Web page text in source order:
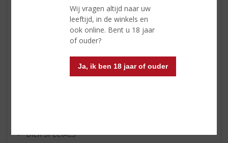
Wij vragen altijd naar uw
leeftijd, in de winkels en
ook online. Bent u 18 jaar
of ouder?
Ja, ik ben 18 jaar of ouder
AANBIEDINGEN
WIJN VAN DE MAAND
WHISKY VAN DE MAAND
BIER VAN DE MAAND
BIER SPECIALS